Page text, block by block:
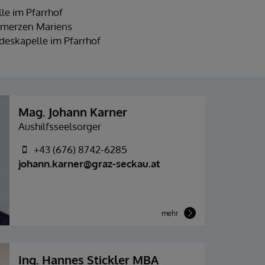
im Pfarrhof
Mariens
im Pfarrhof
Mag. Johann Karner
Aushilfsseelsorger
+43 (676) 8742-6285
johann.karner@graz-seckau.at
mehr
Ing. Hannes Stickler MBA